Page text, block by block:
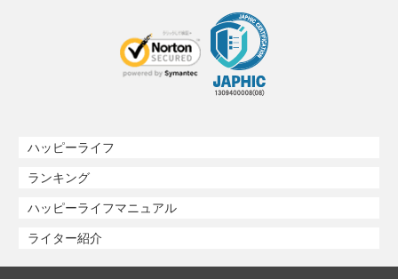
ハッピーライフ
ランキング
ハッピーライフマニュアル
ライター紹介